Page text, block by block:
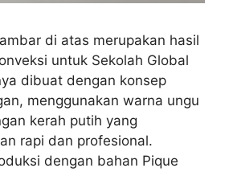
di atas merupakan hasil
untuk Sekolah Global
dibuat dengan konsep
menggunakan warna ungu
kerah putih yang
rapi dan profesional.
dengan bahan Pique